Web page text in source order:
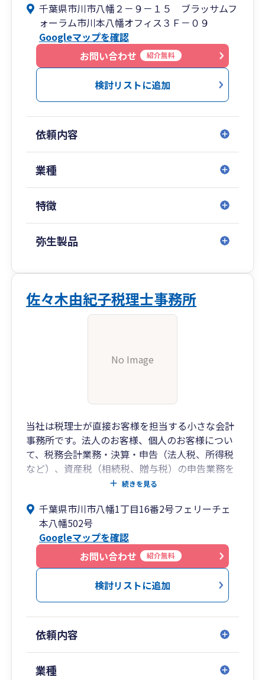
な説明を心がけ、お客様一人ひとりに誠実に向き
合います。
安心して長く相談できる税理士を目指していま
千葉県市川市八幡２－９－１５ ブラッサムフ
ォーラム市川本八幡オフィス３Ｆ－０９
Googleマップを確認
お問い合わせ
紹介無料
検討リストに追加
依頼内容
業種
特徴
弥生製品
佐々木由紀子税理士事務所
No Image
当社は税理士が直接お客様を担当する小さな会計
事務所です。法人のお客様、個人のお客様につい
て、税務会計業務・決算・申告（法人税、所得税
など）、資産税（相続税、贈与税）の申告業務を
続きを見る
千葉県市川市八幡1丁目16番2号フェリーチェ
本八幡502号
Googleマップを確認
お問い合わせ
紹介無料
検討リストに追加
依頼内容
業種